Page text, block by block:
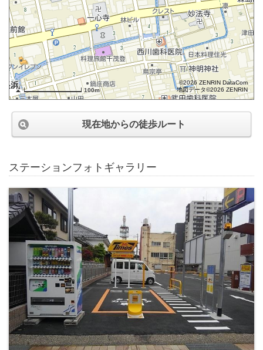
100m
©2026 ZENRIN DataCom
地図データ©2026 ZENRIN
現在地からの徒歩ルート
ステーションフォトギャラリー